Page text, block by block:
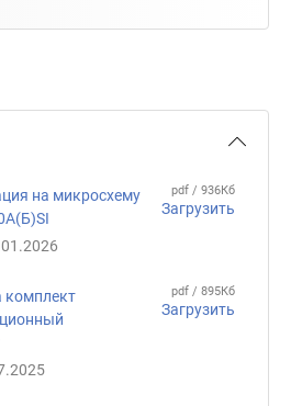
на микросхему
pdf / 936Кб
Загрузить
комплект
pdf / 895Кб
Загрузить